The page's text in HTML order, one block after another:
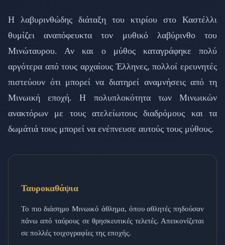
Η λαβυρινθώδης διάταξη του κτιρίου στο Καστέλλι
θυμίζει αναπόφευκτα τον μυθικό λαβύρινθο του
Μινώταυρου. Αν και ο μύθος καταγράφηκε πολύ
αργότερα από τους αρχαίους Έλληνες, πολλοί ερευνητές
πιστεύουν ότι μπορεί να διατηρεί αναμνήσεις από τη
Μινωική εποχή. Η πολυπλοκότητα των Μινωικών
ανακτόρων με τους ατελείωτους διαδρόμους και τα
δωμάτιά τους μπορεί να ενέπνευσε αυτούς τους μύθους.
Ταυροκαθάψια
Το πιο διάσημο Μινωικό άθλημα, όπου αθλητές πηδούσαν
πάνω από ταύρους σε θρησκευτικές τελετές. Απεικονίζεται
σε πολλές τοιχογραφίες της εποχής.